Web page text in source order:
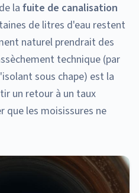
lafuite de canalisation
de litres d'eau restent
naturel prendrait des
technique (par
sous chape) est la
un retour à un taux
les moisissures ne